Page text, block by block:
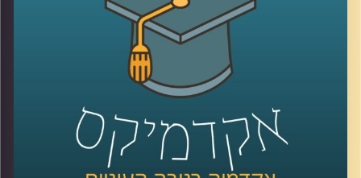
רדזינר למשפטים, מומחית לדיני קניין תכנון
ובנייה מספרת לנו על דרמה מעניינת במיוחד
שקשורה לסעיף הקרוי- "התיישבות יהודית",
זאת במסגרת המחקר
שערכה יחד עם עמיתה
ד"ר אדם שנער.